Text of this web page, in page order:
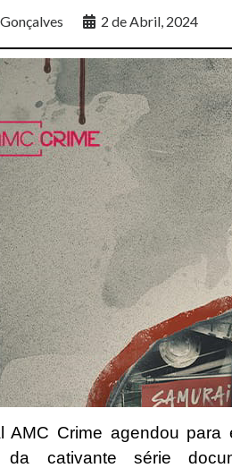
2 de Abril, 2024
AMC Crime agendou
da cativante série